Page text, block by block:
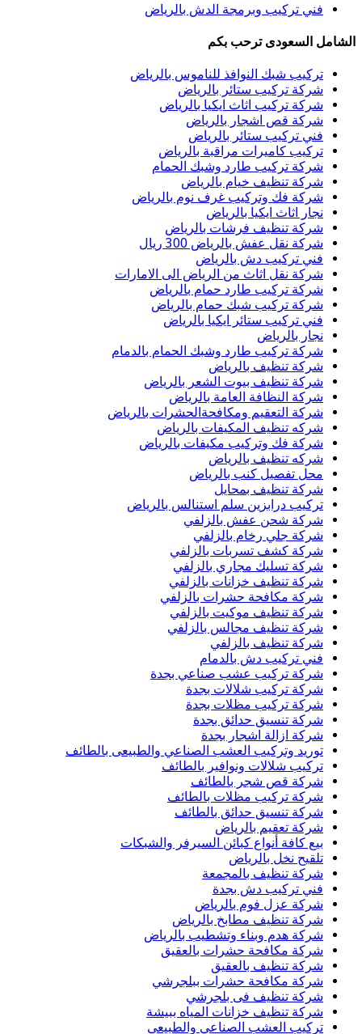
فني تركيب وبرمجة الدش بالرياض
السعودى ترحب بكم
تركيب شبك النوافذ للناموس بالرياض
شركة تركيب ستائر بالرياض
شركة تركيب اثاث ايكيا بالرياض
شركة قص اشجار بالرياض
فني تركيب ستائر بالرياض
تركيب كاميرات مراقبة بالرياض
شركة تركيب طارد وشبك الحمام
شركة تنظيف خيام بالرياض
شركة فك وتركيب غرف نوم بالرياض
نجار اثاث ايكيا بالرياض
شركة تنظيف فرشات بالرياض
شركة نقل عفش بالرياض 300 ريال
فني تركيب دش بالرياض
شركة نقل اثاث من الرياض الى الامارات
شركة تركيب طارد حمام بالرياض
شركة تركيب شبك حمام بالرياض
فني تركيب ستائر ايكيا بالرياض
نجار بالرياض
شركة تركيب طارد وشبك الحمام بالدمام
شركة تنظيف بالرياض
شركة تنظيف بيوت الشعر بالرياض
شركة النظافة العامة بالرياض
شركة التعقيم ومكافحةالحشرات بالرياض
شركه تنظيف المكيفات بالرياض
شركة فك وتركيب مكيفات بالرياض
شركه تنظيف بالرياض
محل تفصيل كنب بالرياض
شركة تنظيف بمحايل
تركيب درابزين سلم استنالس بالرياض
شركة شحن عفش بالزلفي
شركة جلي رخام بالزلفي
شركة كشف تسربات بالزلفي
شركة تسليك مجاري بالزلفي
شركة تنظيف خزانات بالزلفي
شركة مكافحة حشرات بالزلفي
شركة تنظيف موكيت بالزلفي
شركة تنظيف مجالس بالزلفي
شركة تنظيف بالزلفي
فني تركيب دش بالدمام
شركة تركيب عشب صناعي بجدة
شركة تركيب شلالات بجدة
شركة تركيب مظلات بجدة
شركة تنسيق حدائق بجدة
شركة ازالة اشجار بجدة
توريد وتركيب العشب الصناعي والطبيعى بالطائف
تركيب شلالات ونوافير بالطائف
شركة قص شجر بالطائف
شركة تركيب مظلات بالطائف
شركة تنسيق حدائق بالطائف
شركة تعقيم بالرياض
بيع كافة أنواع كبائن السيرفر والشبكات
تلقيح نخل بالرياض
شركة تنظيف بالمجمعة
فني تركيب دش بجدة
شركة عزل فوم بالرياض
شركة تنظيف مطابخ بالرياض
شركة هدم وبناء وتشطيب بالرياض
شركة مكافحة حشرات بالعقيق
شركة تنظيف بالعقيق
شركة مكافحة حشرات ببلجرشي
شركة تنظيف فى بلجرشي
شركة تنظيف خزانات المياه ببيشة
تركيب العشب الصناعي والطبيعى